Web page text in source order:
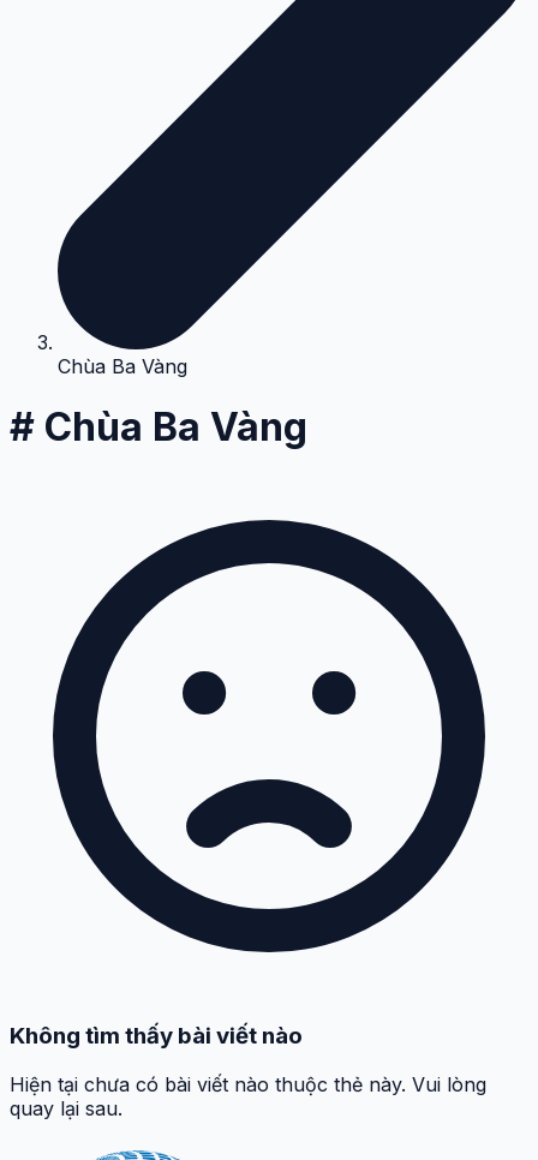
Chùa Ba Vàng
# Chùa Ba Vàng
Không tìm thấy bài viết nào
Hiện tại chưa có bài viết nào thuộc thẻ này. Vui lòng
quay lại sau.